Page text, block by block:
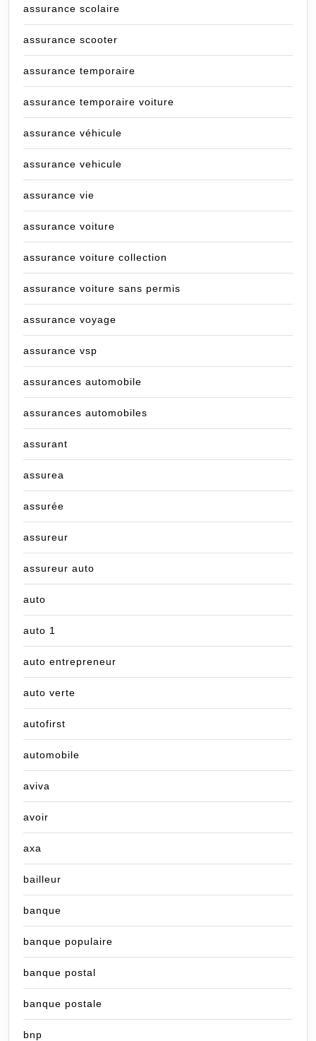
assurance scolaire
assurance scooter
assurance temporaire
assurance temporaire voiture
assurance véhicule
assurance vehicule
assurance vie
assurance voiture
assurance voiture collection
assurance voiture sans permis
assurance voyage
assurance vsp
assurances automobile
assurances automobiles
assurant
assurea
assurée
assureur
assureur auto
auto
auto 1
auto entrepreneur
auto verte
autofirst
automobile
aviva
avoir
axa
bailleur
banque
banque populaire
banque postal
banque postale
bnp